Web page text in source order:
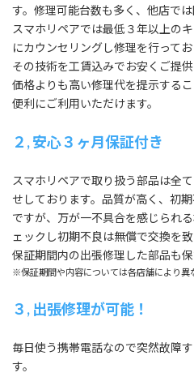
す。修理可能台数も多く、他店で
スマホリペアでは最低３年以上の
にカウンセリングし修理を行ってお
その技術を工賃込みでお安くご提
価格よりも高い修理代を提示する
便利にご利用いただけます。
２, 安心３ヶ月保証付き
スマホリペアで取り扱う部品は全
せしております。品質が高く、初
ですが、万が一不具合を感じられ
ェックし初期不良は無償で交換を致
保証期間内の出張修理した部品も保
※保証期間や内容については各店舗により異
３, 出張修理が可能！
毎日使う携帯電話なので突然故障
す。